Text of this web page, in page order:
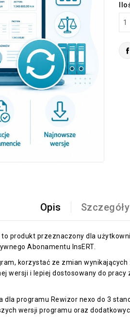
Opis
produkt przeznaczony dla
Abonamentu InsERT.
korzystać ze zmian
wersji i lepiej dostosowany do
programu Rewizor nexo do 3
wersji programu oraz